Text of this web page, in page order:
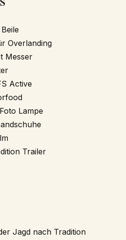
Overlanding
Messer
Active
Lampe
Trailer
Jagd nach Tradition